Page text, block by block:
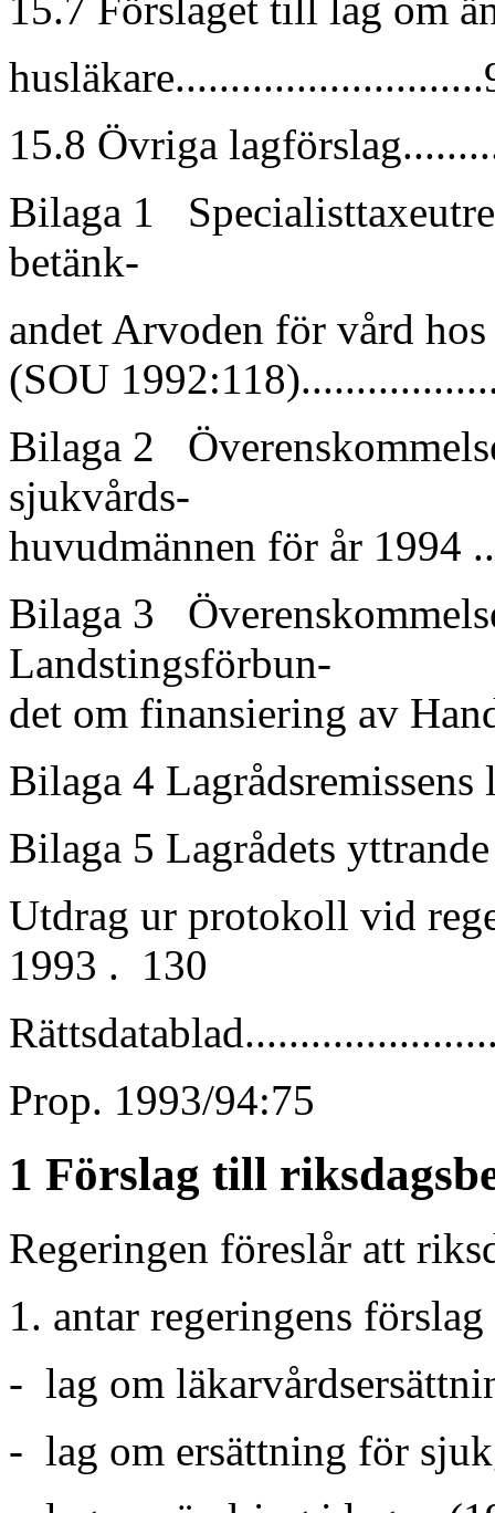
15.8 Övriga
Bilaga 1
betänk-
andet Arvoden för vård
(SOU
Bilaga 2
sjukvårds-
huvudmännen för år 1994
Bilaga 3
Landstingsförbun-
det om finansiering av
Bilaga 4
Bilaga 5 Lagrådets
Utdrag ur protokoll vid
1993 . 130
Prop. 1993/94:75
1 Förslag till
Regeringen föreslår att
1. antar regeringens
- lag om
- lag om ersättning för